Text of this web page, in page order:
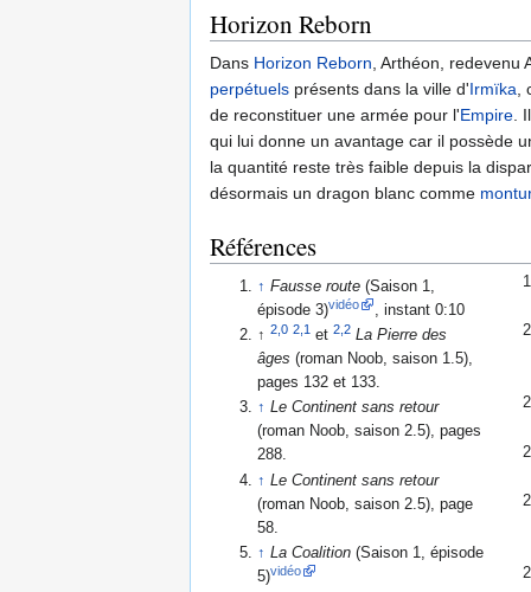
Horizon Reborn
Dans Horizon Reborn , Arthéon,
perpétuels présents dans la ville d'Irmïka
de reconstituer une armée pour l'Empire .
qui lui donne un avantage car il possède
la quantité reste très faible depuis la
désormais un dragon blanc comme
Références
↑ Fausse route (Saison 1,
épisode 3)vidéo
, instant 0:10
↑2,0 2,1 et2,2 La Pierre des
âges (roman Noob, saison 1.5),
pages 132 et 133.
↑ Le Continent sans retour
(roman Noob, saison 2.5), pages
288.
↑ Le Continent sans retour
(roman Noob, saison 2.5), page
58.
↑ La Coalition (Saison 1, épisode
5)vidéo